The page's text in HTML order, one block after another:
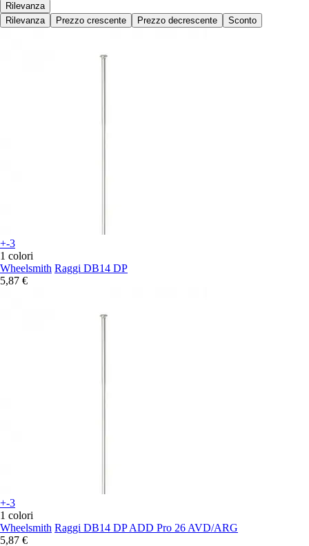
Rilevanza
Rilevanza
Prezzo crescente Prezzo decrescente Sconto
+-3
1 colori
Wheelsmith Raggi DB14 DP
5,87 €
+-3
1 colori
Wheelsmith Raggi DB14 DP ADD Pro 26 AVD/ARG
5,87 €